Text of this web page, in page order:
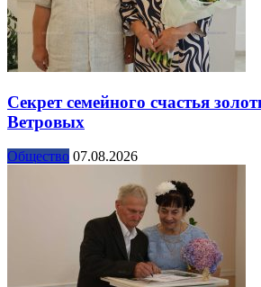
Секрет семейного счастья
Ветровых
Общество 07.08.2026